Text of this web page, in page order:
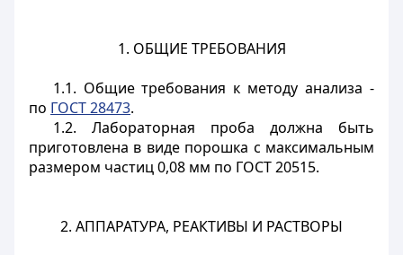
1. ОБЩИЕ ТРЕБОВАНИЯ
1.1. Общие требования к методу анализа -
по ГОСТ 28473.
1.2. Лабораторная проба должна быть
приготовлена в виде порошка с максимальным
размером частиц 0,08 мм по ГОСТ 20515.
2. АППАРАТУРА, РЕАКТИВЫ И РАСТВОРЫ